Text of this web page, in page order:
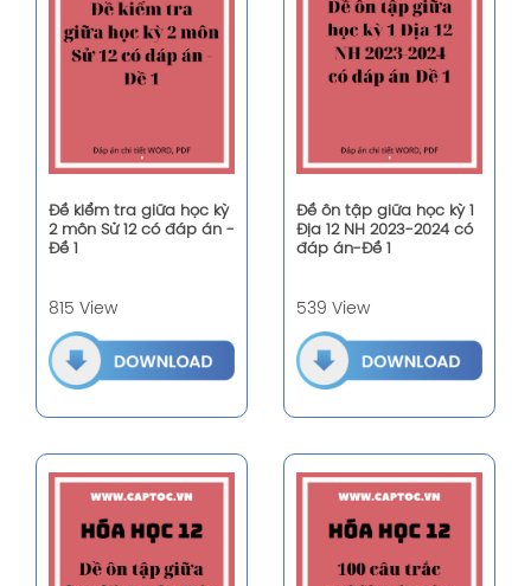
Đề kiểm tra giữa học kỳ
2 môn Sử 12 có đáp án -
Đề 1
815 View
Đề ôn tập giữa học kỳ 1
Địa 12 NH 2023-2024 có
đáp án-Đề 1
539 View